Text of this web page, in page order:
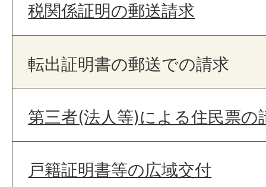
税関係証明の郵送請求
転出証明書の郵送での請求
第三者(法人等)による住民票の
戸籍証明書等の広域交付